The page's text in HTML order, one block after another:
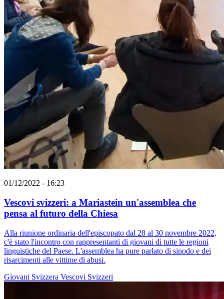
01/12/2022 - 16:23
Vescovi svizzeri: a Mariastein un'assemblea che
pensa al futuro della Chiesa
Alla riunione ordinaria dell'episcopato dal 28 al 30 novembre 2022,
c'è stato l'incontro con rappresentanti di giovani di tutte le regioni
linguistiche del Paese. L'assemblea ha pure parlato di sinodo e dei
risarcimenti alle vittime di abusi.
Giovani Svizzera Vescovi Svizzeri